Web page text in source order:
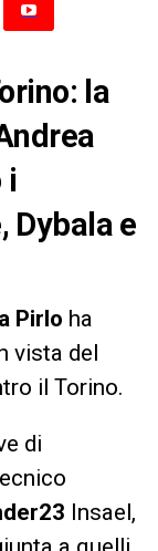
la
i
Dybala e
Pirlo ha
vista del
il Torino.
di
Insael,